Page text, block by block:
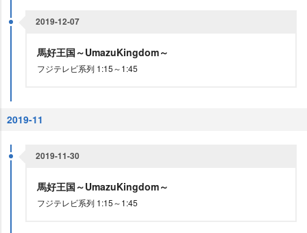
2019-12-07
馬好王国～UmazuKingdom～
フジテレビ系列 1:15～1:45
2019-11
2019-11-30
馬好王国～UmazuKingdom～
フジテレビ系列 1:15～1:45